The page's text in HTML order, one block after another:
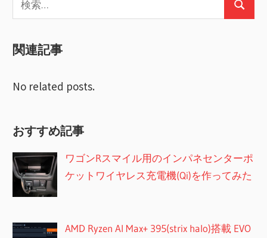
ー
ョ
ン
索:
検
関連記事
No related posts.
おすすめ記事
ワゴンRスマイル用のインパネセンターポ
ケットワイヤレス充電機(Qi)を作ってみた
AMD Ryzen AI Max+ 395(strix halo)搭載 EVO